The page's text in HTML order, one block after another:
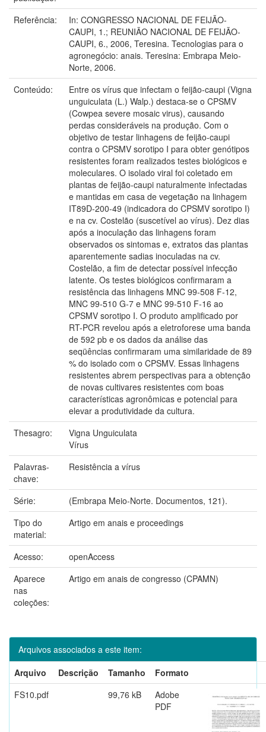
Referência:
In: CONGRESSO NACIONAL DE FEIJÃO-
CAUPI, 1.; REUNIÃO NACIONAL DE FEIJÃO-
CAUPI, 6., 2006, Teresina. Tecnologias para o
agronegócio: anais. Teresina: Embrapa Meio-
Norte, 2006.
Conteúdo:
Entre os vírus que infectam o feijão-caupi (Vigna
unguiculata (L.) Walp.) destaca-se o CPSMV
(Cowpea severe mosaic virus), causando
perdas consideráveis na produção. Com o
objetivo de testar linhagens de feijão-caupi
contra o CPSMV sorotipo I para obter genótipos
resistentes foram realizados testes biológicos e
moleculares. O isolado viral foi coletado em
plantas de feijão-caupi naturalmente infectadas
e mantidas em casa de vegetação na linhagem
IT89D-200-49 (indicadora do CPSMV sorotipo I)
e na cv. Costelão (suscetível ao vírus). Dez dias
após a inoculação das linhagens foram
observados os sintomas e, extratos das plantas
aparentemente sadias inoculadas na cv.
Costelão, a fim de detectar possível infecção
latente. Os testes biológicos confirmaram a
resistência das linhagens MNC 99-508 F-12,
MNC 99-510 G-7 e MNC 99-510 F-16 ao
CPSMV sorotipo I. O produto amplificado por
RT-PCR revelou após a eletroforese uma banda
de 592 pb e os dados da análise das
seqüências confirmaram uma similaridade de 89
% do isolado com o CPSMV. Essas linhagens
resistentes abrem perspectivas para a obtenção
de novas cultivares resistentes com boas
características agronômicas e potencial para
elevar a produtividade da cultura.
Thesagro:
Vigna Unguiculata
Vírus
Palavras-
chave:
Resistência a vírus
Série:
(Embrapa Meio-Norte. Documentos, 121).
Tipo do
material:
Artigo em anais e proceedings
Acesso:
openAccess
Aparece
nas
coleções:
Artigo em anais de congresso (CPAMN)
Arquivos associados a este item:
Arquivo
Descrição Tamanho
Formato
FS10.pdf
99,76 kB
Adobe
PDF